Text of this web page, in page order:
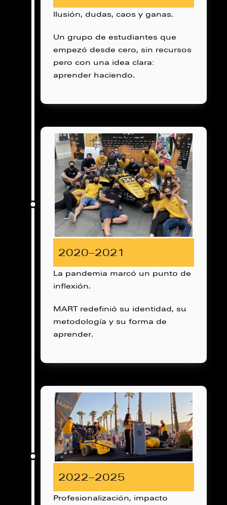
Ilusión, dudas, caos y ganas.
Un grupo de estudiantes que
empezó desde cero, sin recursos
pero con una idea clara:
aprender haciendo.
2020–2021
La pandemia marcó un punto de
inflexión.
MART redefinió su identidad, su
metodología y su forma de
aprender.
2022–2025
Profesionalización, impacto